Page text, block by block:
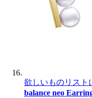
欲しいものリスト
balance neo